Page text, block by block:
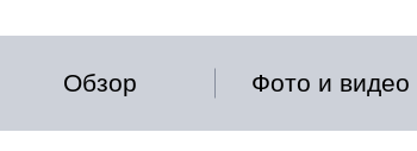
Обзор Фото и видео